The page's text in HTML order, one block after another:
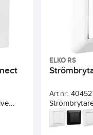
ELKO RS
Art nr:
serien
och omtyckt